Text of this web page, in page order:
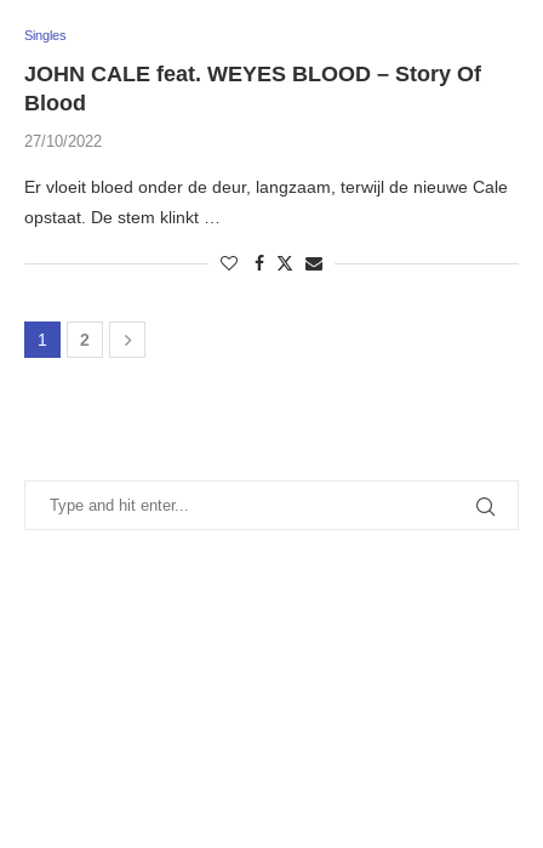
Singles
JOHN CALE feat. WEYES BLOOD – Story Of
Blood
27/10/2022
Er vloeit bloed onder de deur, langzaam, terwijl de nieuwe Cale
opstaat. De stem klinkt …
1 2